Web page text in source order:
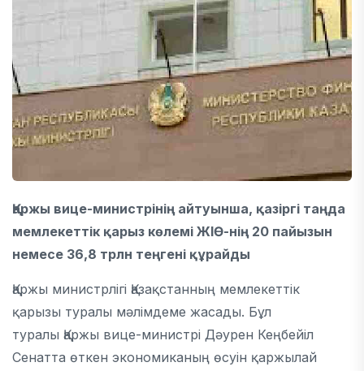
Қаржы вице-министрінің айтуынша, қазіргі таңда
мемлекеттік қарыз көлемі ЖІӨ-нің 20 пайызын
немесе 36,8 трлн теңгені құрайды
Қаржы министрлігі Қазақстанның мемлекеттік
қарызы туралы мәлімдеме жасады. Бұл
туралы Қаржы вице-министрі Дәурен Кеңбейіл
Сенатта өткен экономиканың өсуін қаржылай